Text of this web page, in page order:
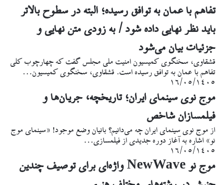
تفاهم با عمان به توافق رسیده؛ البته در سطوح بالاتر
باید نظر نهایی داده شود / به زودی متن نهایی و
جزئیات بیان می‌شود
قشقاوی، سخنگوی کمیسیون امنیت ملی مجلس گفت که چهارچوب کلی
تفاهم با عمان به توافق رسیده است. قشقاوی، سخنگوی کمیسیون…
۱۶/۰۵/۱۴۰۵
موج نوی سینمای ایران؛ تاریخچه، جریان‌ها و
فیلمسازان شاخص
از موج نوی سینمای ایران چه می‌دانیم؟ بانیان وضع موجود! «سینمای موج
نو» اشاره به آغاز دوره جدیدی از فیلمسازی…
۱۶/۰۵/۱۴۰۵
موج نو NewWave واژه‌ای برای توصیف چندین